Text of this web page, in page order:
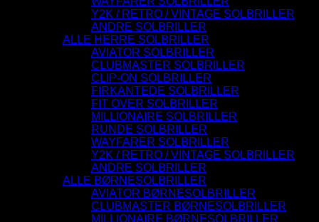
Y2K / RETRO / VINTAGE SOLBRILLER
ANDRE SOLBRILLER
ALLE HERRE SOLBRILLER
AVIATOR SOLBRILLER
CLUBMASTER SOLBRILLER
CLIP-ON SOLBRILLER
FIRKANTEDE SOLBRILLER
FIT OVER SOLBRILLER
MILLIONAIRE SOLBRILLER
RUNDE SOLBRILLER
WAYFARER SOLBRILLER
Y2K / RETRO / VINTAGE SOLBRILLER
ANDRE SOLBRILLER
ALLE BØRNESOLBRILLER
AVIATOR BØRNESOLBRILLER
CLUBMASTER BØRNESOLBRILLER
MILLIONAIRE BØRNESOLBRILLER